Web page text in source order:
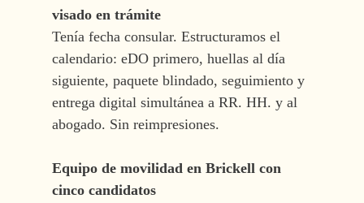
visado en trámite
Tenía fecha consular. Estructuramos el
calendario: eDO primero, huellas al día
siguiente, paquete blindado, seguimiento y
entrega digital simultánea a RR. HH. y al
abogado. Sin reimpresiones.
Equipo de movilidad en Brickell con
cinco candidatos